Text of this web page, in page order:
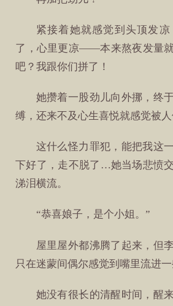
紧接着她就感觉到头顶发
了，心里更凉——本来熬夜发量
吧？我跟你们拼了！
她攒着一股劲儿向外挪，终
缚，还来不及心生喜悦就感觉被人
这什么怪力罪犯，能把我这
下好了，走不脱了…她当场悲愤
涕泪横流。
“恭喜娘子，是个小姐。”
屋里屋外都沸腾了起来，但
只在迷蒙间偶尔感觉到嘴里流进一
她没有很长的清醒时间，醒